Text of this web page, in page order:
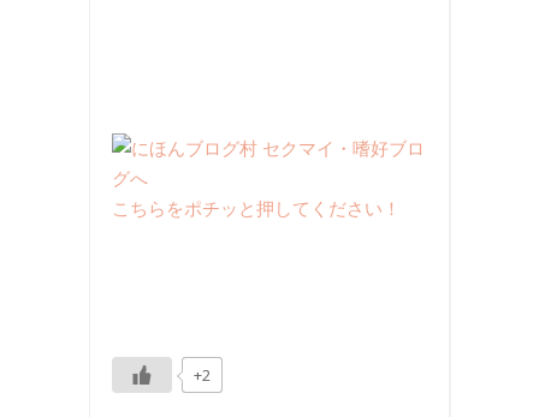
こちらをポチッと押してください！
+2